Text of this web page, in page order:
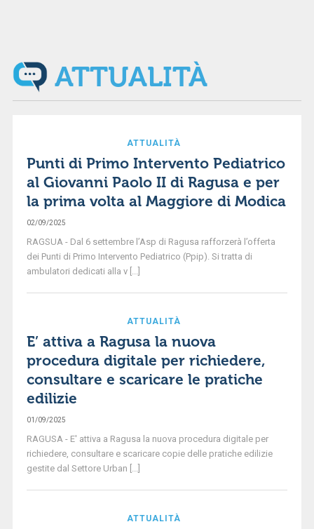
ATTUALITÀ
ATTUALITÀ
Punti di Primo Intervento Pediatrico
al Giovanni Paolo II di Ragusa e per
la prima volta al Maggiore di Modica
02/09/2025
RAGSUA - Dal 6 settembre l’Asp di Ragusa rafforzerà l’offerta
dei Punti di Primo Intervento Pediatrico (Ppip). Si tratta di
ambulatori dedicati alla v [...]
ATTUALITÀ
E’ attiva a Ragusa la nuova
procedura digitale per richiedere,
consultare e scaricare le pratiche
edilizie
01/09/2025
RAGUSA - E' attiva a Ragusa la nuova procedura digitale per
richiedere, consultare e scaricare copie delle pratiche edilizie
gestite dal Settore Urban [...]
ATTUALITÀ